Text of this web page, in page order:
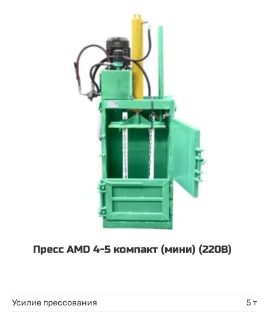
Пресс AMD 4-5 компакт (мини) (220В)
Усилие прессования
5 т